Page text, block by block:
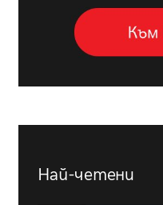
Най-четени